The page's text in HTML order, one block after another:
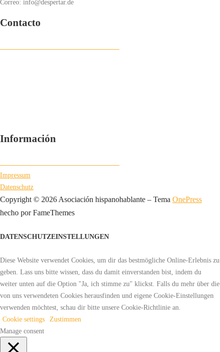
Correo: info@despertar.de
Contacto
Información
Impressum
Datenschutz
Copyright © 2026 Asociación hispanohablante – Tema OnePress
hecho por FameThemes
DATENSCHUTZEINSTELLUNGEN
Diese Website verwendet Cookies, um dir das bestmögliche Online-Erlebnis zu
geben. Lass uns bitte wissen, dass du damit einverstanden bist, indem du
weiter unten auf die Option "Ja, ich stimme zu" klickst. Falls du mehr über die
von uns verwendeten Cookies herausfinden und eigene Cookie-Einstellungen
verwenden möchtest, schau dir bitte unsere Cookie-Richtlinie an.
Cookie settings
Zustimmen
Manage consent